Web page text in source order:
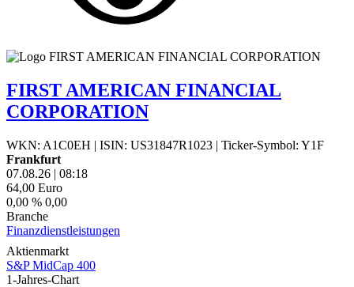
FIRST AMERICAN FINANCIAL
CORPORATION
WKN: A1C0EH | ISIN: US31847R1023 | Ticker-Symbol: Y1F
Frankfurt
07.08.26 | 08:18
64,00 Euro
0,00 % 0,00
Branche
Finanzdienstleistungen
Aktienmarkt
S&P MidCap 400
1-Jahres-Chart